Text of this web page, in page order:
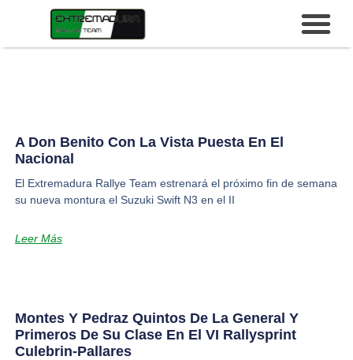
A Don Benito Con La Vista Puesta En El
Nacional
El Extremadura Rallye Team estrenará el próximo fin de semana
su nueva montura el Suzuki Swift N3 en el II
Leer Más
Montes Y Pedraz Quintos De La General Y
Primeros De Su Clase En El VI Rallysprint
Culebrin-Pallares